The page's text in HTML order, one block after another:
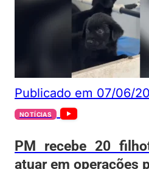
Publicado em 07/06/
NOTÍCIAS
PM recebe 20
atuar em operações